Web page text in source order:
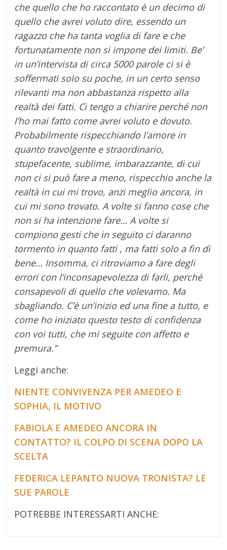
che quello che ho raccontato è un decimo di
quello che avrei voluto dire, essendo un
ragazzo che ha tanta voglia di fare e che
fortunatamente non si impone dei limiti. Be’
in un’intervista di circa 5000 parole ci si è
soffermati solo su poche, in un certo senso
rilevanti ma non abbastanza rispetto alla
realtà dei fatti. Ci tengo a chiarire perché non
l’ho mai fatto come avrei voluto e dovuto.
Probabilmente rispecchiando l’amore in
quanto travolgente e straordinario,
stupefacente, sublime, imbarazzante, di cui
non ci si può fare a meno, rispecchio anche la
realtà in cui mi trovo, anzi meglio ancora, in
cui mi sono trovato. A volte si fanno cose che
non si ha intenzione fare… A volte si
compiono gesti che in seguito ci daranno
tormento in quanto fatti , ma fatti solo a fin di
bene… Insomma, ci ritroviamo a fare degli
errori con l’inconsapevolezza di farli, perché
consapevoli di quello che volevamo. Ma
sbagliando. C’è un’inizio ed una fine a tutto, e
come ho iniziato questo testo di confidenza
con voi tutti, che mi seguite con affetto e
premura.”
Leggi anche:
NIENTE CONVIVENZA PER AMEDEO E
SOPHIA, IL MOTIVO
FABIOLA E AMEDEO ANCORA IN
CONTATTO? IL COLPO DI SCENA DOPO LA
SCELTA
FEDERICA LEPANTO NUOVA TRONISTA? LE
SUE PAROLE
POTREBBE INTERESSARTI ANCHE: